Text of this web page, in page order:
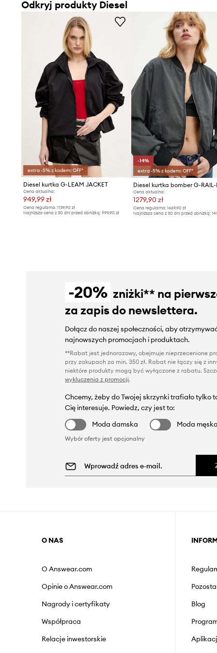
Odkryj produkty Diesel
extra -5% z kodem: OFF*
Diesel kurtka G-LEAM JACKET
Cena aktualna:
949,99 zł
Cena regularna: 1139,90 zł
Najniższa cena z 30 dni przed obniżką: 999,90 zł
-14%
extra -5% z kodem: OFF*
Diesel kurtka bomber G-RAIL-
Cena aktualna:
1279,90 zł
Cena regularna:1669,90 zł
Najniższa cena z 30 dni przed obniżką:
-20% zniżki** na
za zapis do newslettera.
Dołącz do naszej społeczności, aby
najnowszych promocjach i produktach.
**Rabat jest jednorazowy, obejmuje nieprzecenione
przy zakupach za min. 350 zł. Rabat nie łączy się z
niektóre produkty mogą być wyłączone z rabatu.
wykluczenia z promocji.
Chcemy, żeby do Twojej skrzynki trafiało tylko
Cię interesuje. Powiedz, czy jest to:
Moda damska
Moda
Wybór oferty jest opcjonalny
O NAS
O Answear.com
Opinie o Answear.com
Nagrody i certyfikaty
Współpraca
Relacje inwestorskie
Blog